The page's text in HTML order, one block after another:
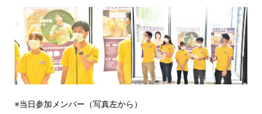
※当日参加メンバー（写真左から）